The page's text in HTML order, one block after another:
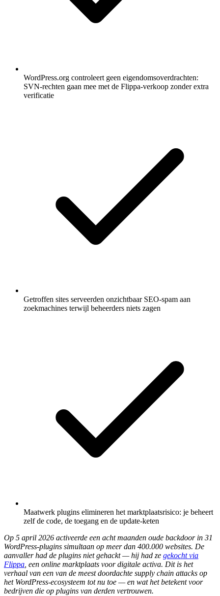
WordPress.org controleert geen eigendomsoverdrachten:
SVN-rechten gaan mee met de Flippa-verkoop zonder extra
verificatie
Getroffen sites serveerden onzichtbaar SEO-spam aan
zoekmachines terwijl beheerders niets zagen
Maatwerk plugins elimineren het marktplaatsrisico: je beheert
zelf de code, de toegang en de update-keten
Op 5 april 2026 activeerde een acht maanden oude backdoor in 31
WordPress-plugins simultaan op meer dan 400.000 websites. De
aanvaller had de plugins niet gehackt — hij had ze gekocht via
Flippa , een online marktplaats voor digitale activa. Dit is het
verhaal van een van de meest doordachte supply chain attacks op
het WordPress-ecosysteem tot nu toe — en wat het betekent voor
bedrijven die op plugins van derden vertrouwen.